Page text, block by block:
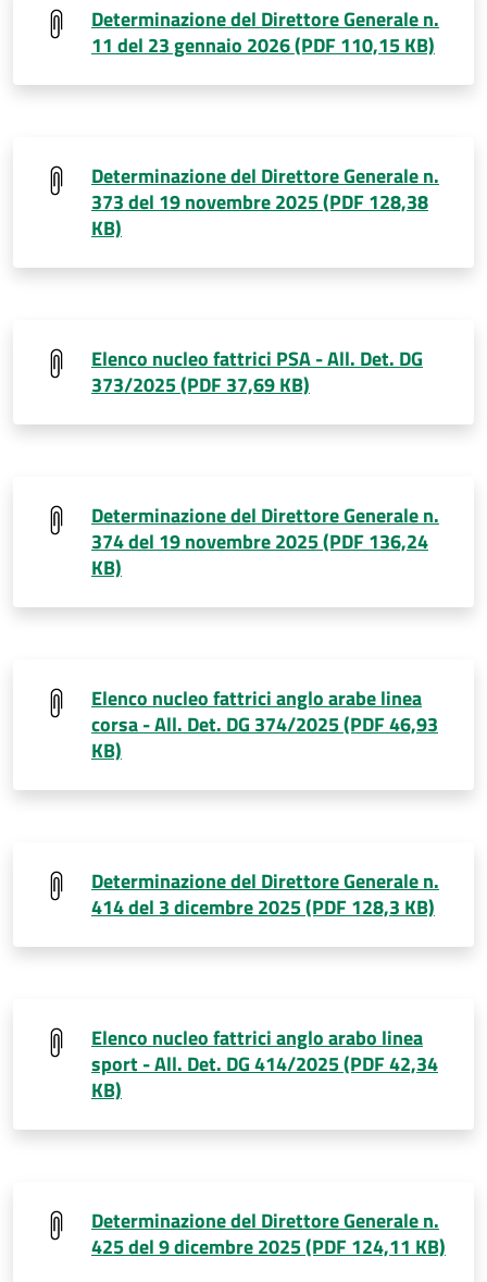
Determinazione del Direttore Generale n.
11 del 23 gennaio 2026 (PDF 110,15 KB)
Determinazione del Direttore Generale n.
373 del 19 novembre 2025 (PDF 128,38
KB)
Elenco nucleo fattrici PSA - All. Det. DG
373/2025 (PDF 37,69 KB)
Determinazione del Direttore Generale n.
374 del 19 novembre 2025 (PDF 136,24
KB)
Elenco nucleo fattrici anglo arabe linea
corsa - All. Det. DG 374/2025 (PDF 46,93
KB)
Determinazione del Direttore Generale n.
414 del 3 dicembre 2025 (PDF 128,3 KB)
Elenco nucleo fattrici anglo arabo linea
sport - All. Det. DG 414/2025 (PDF 42,34
KB)
Determinazione del Direttore Generale n.
425 del 9 dicembre 2025 (PDF 124,11 KB)